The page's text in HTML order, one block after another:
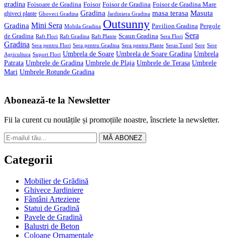
gradina Foisoare de Gradina Foisor Foisor de Gradina Foisor de Gradina Mare
ghiveci plante Ghoveci Gradina Gradina Jardiniera Gradina masa terasa Masuta
Gradina Mini Sera Mobila Gradina Outsunny Pavilion Gradina Pergole
de Gradina Raft Flori Raft Gradina Raft Plante Scaun Gradina Sera Flori Sera
Gradina Sera pentru Flori Sera pentru Gradina Sera pentru Plante Seras Tunel Sere Sere
Agricultura Suport Flori Umbrela de Soare Umbrela de Soare Gradina Umbrela
Patrata Umbrele de Gradina Umbrele de Plaja Umbrele de Terasa Umbrele
Mari Umbrele Rotunde Gradina
Abonează-te la Newsletter
Fii la curent cu noutățile și promoțiile noastre, înscriete la newsletter.
MĂ ABONEZ
Categorii
Mobilier de Grădină
Ghivece Jardiniere
Fântâni Arteziene
Statui de Gradină
Pavele de Gradină
Balustri de Beton
Coloane Ornamentale